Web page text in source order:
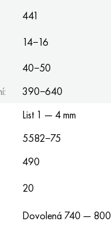
441
14−16
40−50
390−640
List 1 — 4 mm
5582−75
490
20
Dovolená 740 — 800
45hnmf
46s20